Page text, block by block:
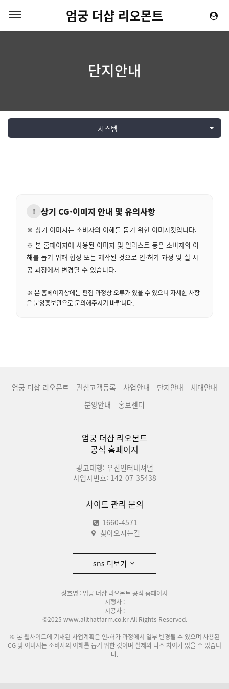
엄궁 더샵 리오몬트
단지안내
시스템
! 상기 CG·이미지 안내 및 유의사항
※ 상기 이미지는 소비자의 이해를 돕기 위한 이미지컷입니다.
※ 본 홈페이지에 사용된 이미지 및 일러스트 등은 소비자의 이
해를 돕기 위해 합성 또는 제작된 것으로 인·허가 과정 및 실 시
공 과정에서 변경될 수 있습니다.
※ 본 홈페이지상에는 편집 과정상 오류가 있을 수 있으니 자세한 사항
은 분양홍보관으로 문의해주시기 바랍니다.
엄궁 더샵 리오몬트 관심고객등록 사업안내 단지안내
세대안내
분양안내
홍보센터
엄궁 더샵 리오몬트
공식 홈페이지
광고대행: 우진인터내셔널
사업자번호: 142-07-35438
사이트 관리 문의
1660-4571
찾아오시는길
sns 더보기
상호명 : 엄궁 더샵 리오몬트 공식 홈페이지
시행사 :
시공사 :
©2025 www.allthatfarm.co.kr All Rights Reserved.
※ 본 웹사이트에 기재된 사업계획은 인•허가 과정에서 일부 변경될 수 있으며 사용된
CG 및 이미지는 소비자의 이해를 돕기 위한 것이며 실제와 다소 차이가 있을 수 있습니
다.